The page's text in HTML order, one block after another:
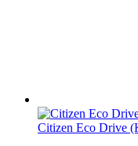
Citizen Eco Drive